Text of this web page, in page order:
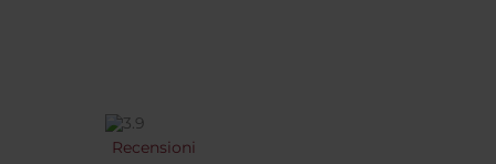
Recensioni